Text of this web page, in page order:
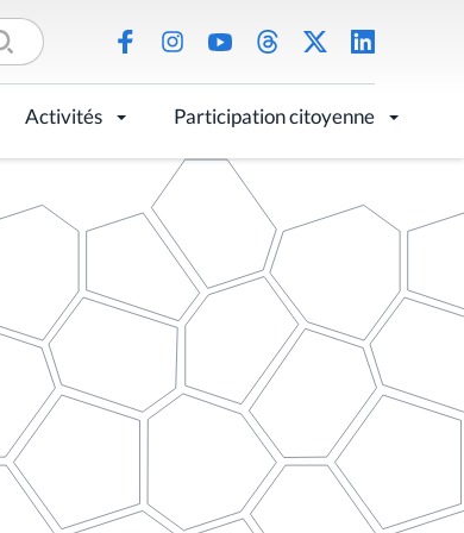
Activités Participation citoyenne